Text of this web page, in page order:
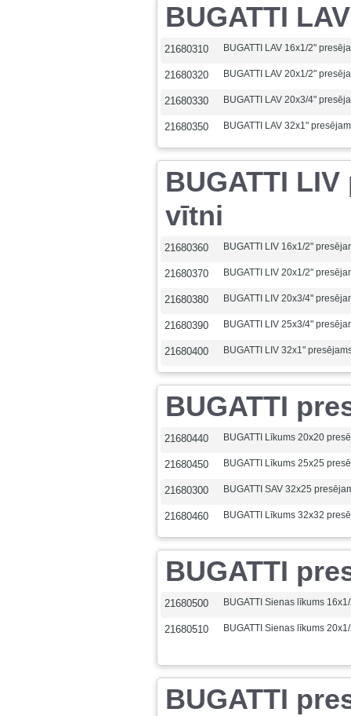
BUGATTI
21680310 BUGATTI LAV 16x1/2"
21680320 BUGATTI LAV 20x1/2"
21680330 BUGATTI LAV 20x3/4"
21680350 BUGATTI LAV 32x1"
BUGATTI
vītni
21680360 BUGATTI LIV 16x1/2"
21680370 BUGATTI LIV 20x1/2"
21680380 BUGATTI LIV 20x3/4"
21680390 BUGATTI LIV 25x3/4"
21680400 BUGATTI LIV 32x1"
BUGATTI
21680440 BUGATTI Līkums 20x20
21680450 BUGATTI Līkums 25x25
21680300 BUGATTI SAV 32x25
21680460 BUGATTI Līkums 32x32
BUGATTI
21680500 BUGATTI Sienas līkums
21680510 BUGATTI Sienas līkums
BUGATTI